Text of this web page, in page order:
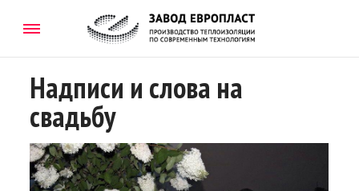
Надписи и слова на
свадьбу